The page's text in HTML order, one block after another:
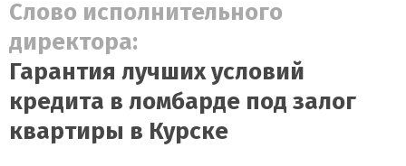
Слово исполнительного
директора:
Гарантия лучших условий
кредита в ломбарде под залог
квартиры в Курске